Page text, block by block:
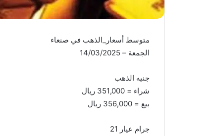
متوسط أسعار_الذهب في صنعاء
الجمعة – 14/03/2025
جنيه الذهب
شراء = 351,000 ريال
بيع = 356,000 ريال
جرام عيار 21